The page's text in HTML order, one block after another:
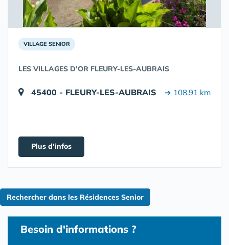
VILLAGE SENIOR
LES VILLAGES D'OR FLEURY-LES-AUBRAIS
45400 - FLEURY-LES-AUBRAIS ➔ 108.91 km
Plus d'infos
Rechercher dans les Résidences Senior
Besoin d'informations ?